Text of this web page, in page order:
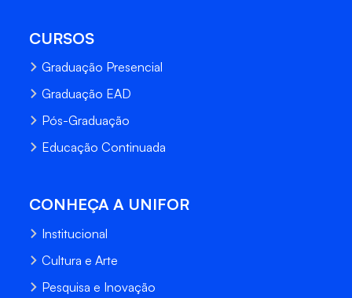
CURSOS
Graduação Presencial
Graduação EAD
Pós-Graduação
Educação Continuada
CONHEÇA A UNIFOR
Institucional
Cultura e Arte
Pesquisa e Inovação